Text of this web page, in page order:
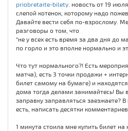
priobretaite-bilety . новость от 19
слепой котенок, которому надо
Давайте вести себя по-взрослому.
разговоры о том, что
"не у всех есть время за два дня до
по горло и это вполне нормально и
Что тут нормального?! Есть
матча), есть 3 точки продажи +
билет самому на бумаге) и находятся
дома тогда делами занимайтесь! Вы
заправку заправляться заезжаете?
есть, написать десятки
1 минута стоила мне купить билет на